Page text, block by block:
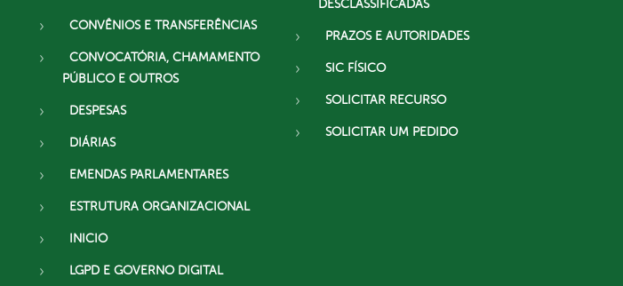
CONVÊNIOS E TRANSFERÊNCIAS
CONVOCATÓRIA, CHAMAMENTO
PÚBLICO E OUTROS
DESPESAS
DIÁRIAS
EMENDAS PARLAMENTARES
ESTRUTURA ORGANIZACIONAL
INICIO
LGPD E GOVERNO DIGITAL
DESCLASSIFICADAS
PRAZOS E AUTORIDADES
SIC FÍSICO
SOLICITAR RECURSO
SOLICITAR UM PEDIDO